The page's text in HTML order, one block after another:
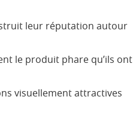
leur réputation autour
le produit phare qu’ils ont
visuellement attractives